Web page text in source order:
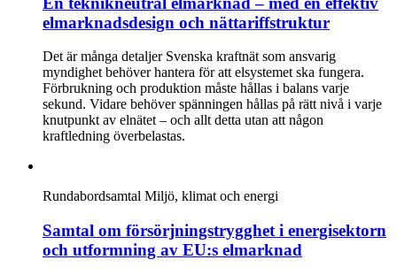
elmarknadsdesign och nättariffstruktur
Det är många detaljer Svenska kraftnät som ansvarig
myndighet behöver hantera för att elsystemet ska fungera.
Förbrukning och produktion måste hållas i balans varje
sekund. Vidare behöver spänningen hållas på rätt nivå i varje
knutpunkt av elnätet – och allt detta utan att någon
kraftledning överbelastas.
Rundabordsamtal Miljö, klimat och energi
Samtal om försörjningstrygghet i energisektorn
och utformning av EU:s elmarknad